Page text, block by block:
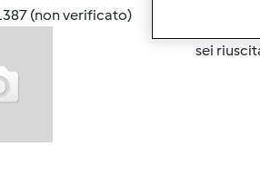
(non verificato)
sei